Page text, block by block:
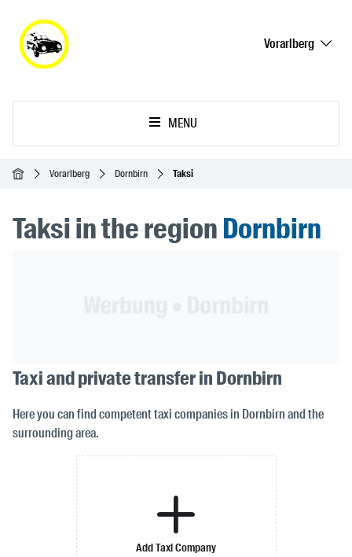
Vorarlberg
MENU
Ana SayfaVorarlberg Dornbirn Taksi
Taksi in the regionDornbirn
Taxi and private transfer in Dornbirn
Here you can find competent taxi companies in Dornbirn and the
surrounding area.
Add Taxi Company